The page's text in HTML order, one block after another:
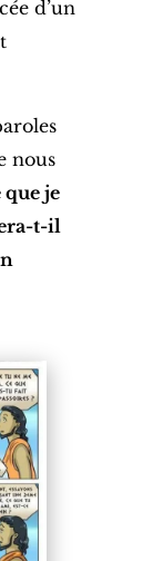
d’un
nous
que je
t-il